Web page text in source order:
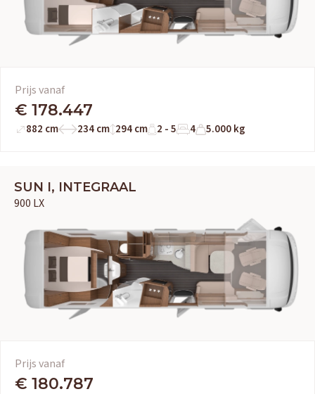
Prijs vanaf
€ 178.447
882 cm 234 cm 294 cm 2 - 5 4 5.000 kg
SUN I, INTEGRAAL
900 LX
Prijs vanaf
€ 180.787